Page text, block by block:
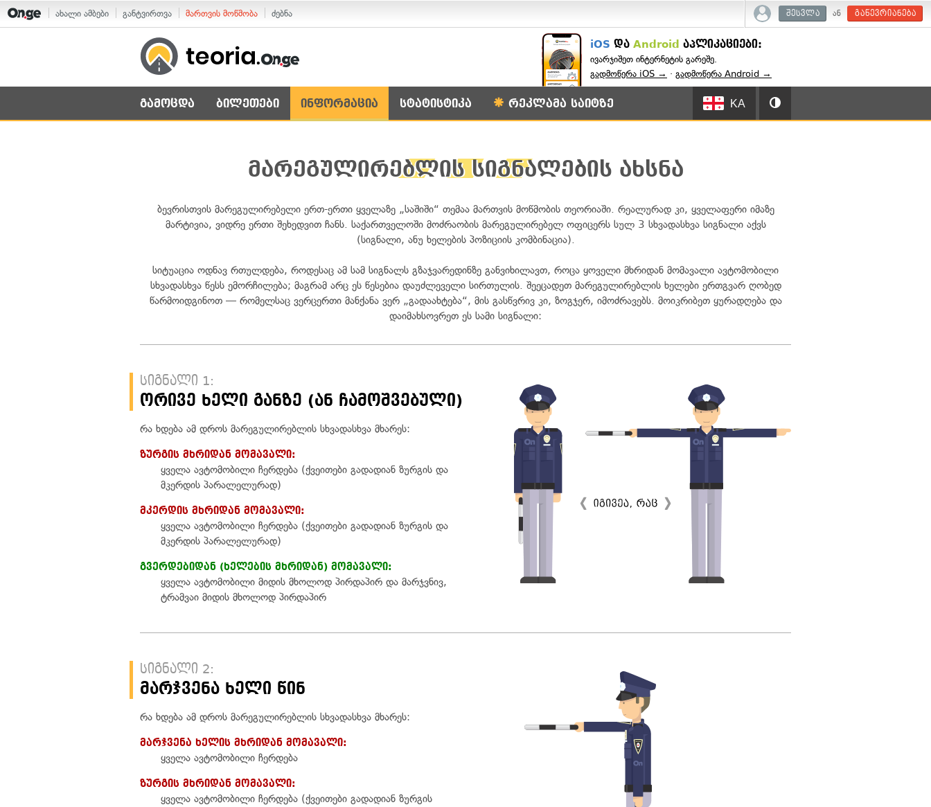
ახალი ამბები განტვირთვა მართვის მოწმობა ძებნა შესვლა ან გაწევრიანება
iOS და Android აპლიკაციები:
ივარჯიშეთ ინტერნეტის გარეშე.
გადმოწერა iOS → · გადმოწერა Android →
გამოცდა ბილეთები ინფორმაცია სტატისტიკა რეკლამა საიტზე KA
მარეგულირებლის სიგნალების ახსნა
ბევრისთვის მარეგულირებელი ერთ-ერთი ყველაზე „საშიში“ თემაა მართვის მოწმობის თეორიაში. რეალურად კი, ყველაფერი იმაზე
მარტივია, ვიდრე ერთი შეხედვით ჩანს. საქართველოში მოძრაობის მარეგულირებელ ოფიცერს სულ 3 სხვადასხვა სიგნალი აქვს
(სიგნალი, ანუ ხელების პოზიციის კომბინაცია).
სიტუაცია ოდნავ რთულდება, როდესაც ამ სამ სიგნალს გზაჯვარედინზე განვიხილავთ, როცა ყოველი მხრიდან მომავალი ავტომობილი
სხვადასხვა წესს ემორჩილება; მაგრამ არც ეს წესებია დაუძლეველი სირთულის. შეეცადეთ მარეგულირებლის ხელები ერთგვარ ღობედ
წარმოიდგინოთ — რომელსაც ვერცერთი მანქანა ვერ „გადაახტება“, მის გასწვრივ კი, ზოგჯერ, იმოძრავებს. მოიკრიბეთ ყურადღება და
დაიმახსოვრეთ ეს სამი სიგნალი:
სიგნალი 1:
ორივე ხელი განზე (ან ჩამოშვებული)
რა ხდება ამ დროს მარეგულირებლის სხვადასხვა მხარეს:
ზურგის მხრიდან მომავალი:
ყველა ავტომობილი ჩერდება (ქვეითები გადადიან ზურგის და
მკერდის პარალელურად)
მკერდის მხრიდან მომავალი:
ყველა ავტომობილი ჩერდება (ქვეითები გადადიან ზურგის და
მკერდის პარალელურად)
გვერდებიდან (ხელების მხრიდან) მომავალი:
ყველა ავტომობილი მიდის მხოლოდ პირდაპირ და მარჯვნივ,
ტრამვაი მიდის მხოლოდ პირდაპირ
სიგნალი 2:
მარჯვენა ხელი წინ
რა ხდება ამ დროს მარეგულირებლის სხვადასხვა მხარეს:
მარჯვენა ხელის მხრიდან მომავალი:
ყველა ავტომობილი ჩერდება
ზურგის მხრიდან მომავალი:
ყველა ავტომობილი ჩერდება (ქვეითები გადადიან ზურგის